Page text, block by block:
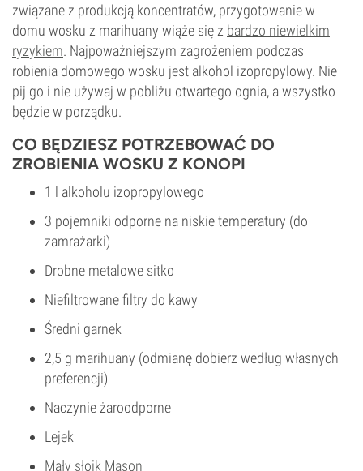
związane z produkcją koncentratów, przygotowanie w
domu wosku z marihuany wiąże się z bardzo niewielkim
ryzykiem. Najpoważniejszym zagrożeniem podczas
robienia domowego wosku jest alkohol izopropylowy. Nie
pij go i nie używaj w pobliżu otwartego ognia, a wszystko
będzie w porządku.
CO BĘDZIESZ POTRZEBOWAĆ DO
ZROBIENIA WOSKU Z KONOPI
1 l alkoholu izopropylowego
3 pojemniki odporne na niskie temperatury (do
zamrażarki)
Drobne metalowe sitko
Niefiltrowane filtry do kawy
Średni garnek
2,5 g marihuany (odmianę dobierz według własnych
preferencji)
Naczynie żaroodporne
Lejek
Mały słoik Mason